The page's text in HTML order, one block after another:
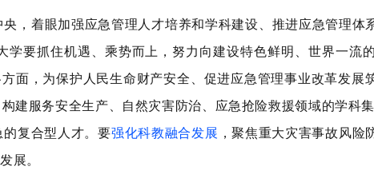
，着眼加强应急管理人才培养和学科建设、推进应急管理体
要抓住机遇、乘势而上，努力向建设特色鲜明、世界一流
面，为保护人民生命财产安全、促进应急管理事业改革发展
建服务安全生产、自然灾害防治、应急抢险救援领域的学科
复合型人才。要强化科教融合发展 ，聚焦重大灾害事故风
展。